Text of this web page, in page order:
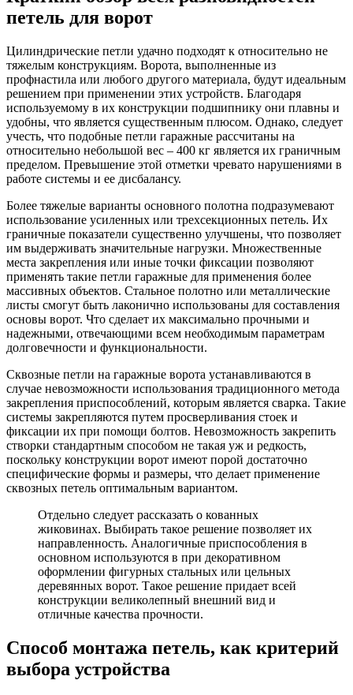
петель для ворот
Цилиндрические петли удачно подходят к относительно не
тяжелым конструкциям. Ворота, выполненные из
профнастила или любого другого материала, будут идеальным
решением при применении этих устройств. Благодаря
используемому в их конструкции подшипнику они плавны и
удобны, что является существенным плюсом. Однако, следует
учесть, что подобные петли гаражные рассчитаны на
относительно небольшой вес – 400 кг является их граничным
пределом. Превышение этой отметки чревато нарушениями в
работе системы и ее дисбалансу.
Более тяжелые варианты основного полотна подразумевают
использование усиленных или трехсекционных петель. Их
граничные показатели существенно улучшены, что позволяет
им выдерживать значительные нагрузки. Множественные
места закрепления или иные точки фиксации позволяют
применять такие петли гаражные для применения более
массивных объектов. Стальное полотно или металлические
листы смогут быть лаконично использованы для составления
основы ворот. Что сделает их максимально прочными и
надежными, отвечающими всем необходимым параметрам
долговечности и функциональности.
Сквозные петли на гаражные ворота устанавливаются в
случае невозможности использования традиционного метода
закрепления приспособлений, которым является сварка. Такие
системы закрепляются путем просверливания стоек и
фиксации их при помощи болтов. Невозможность закрепить
створки стандартным способом не такая уж и редкость,
поскольку конструкции ворот имеют порой достаточно
специфические формы и размеры, что делает применение
сквозных петель оптимальным вариантом.
Отдельно следует рассказать о кованных
жиковинах. Выбирать такое решение позволяет их
направленность. Аналогичные приспособления в
основном используются в при декоративном
оформлении фигурных стальных или цельных
деревянных ворот. Такое решение придает всей
конструкции великолепный внешний вид и
отличные качества прочности.
Способ монтажа петель, как критерий
выбора устройства